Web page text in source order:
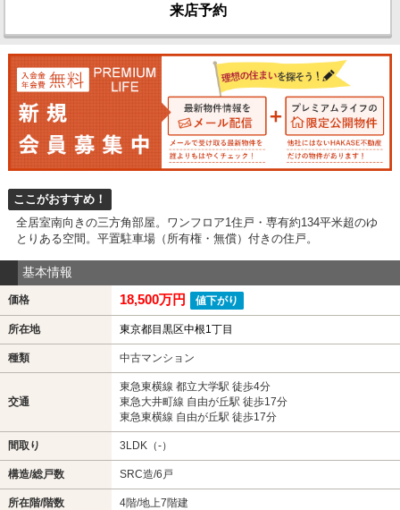
来店予約
ここがおすすめ！
全居室南向きの三方角部屋。ワンフロア1住戸・専有約134平米超のゆ
とりある空間。平置駐車場（所有権・無償）付きの住戸。
基本情報
価格 18,500万円 値下がり
所在地 東京都目黒区中根1丁目
種類 中古マンション
交通
東急東横線 都立大学駅 徒歩4分
東急大井町線 自由が丘駅 徒歩17分
東急東横線 自由が丘駅 徒歩17分
間取り 3LDK（-）
構造/総戸数 SRC造/6戸
所在階/階数 4階/地上7階建